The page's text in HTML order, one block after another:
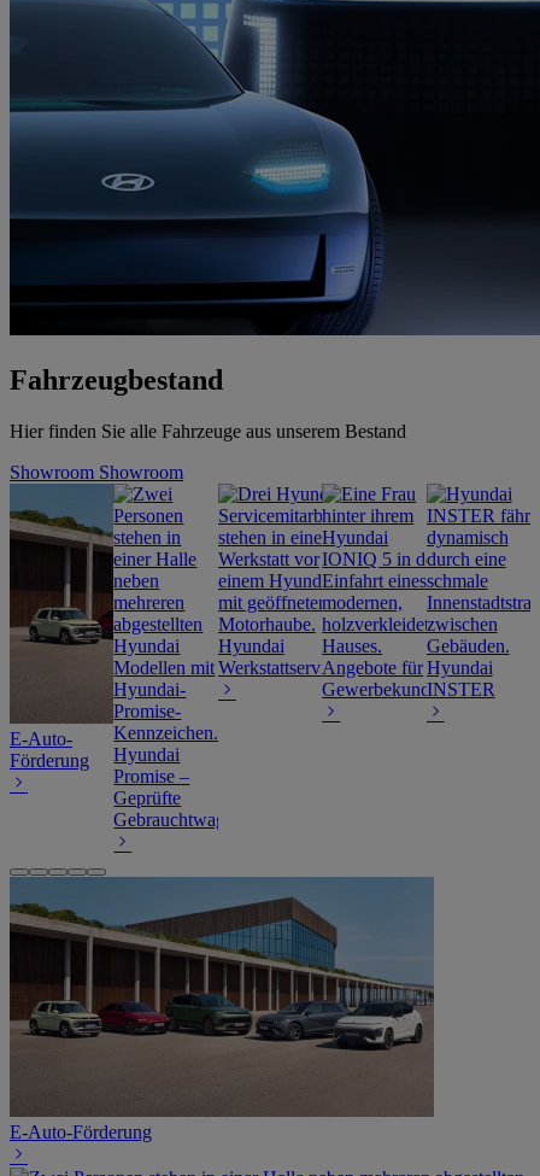
Fahrzeugbestand
Hier finden Sie alle Fahrzeuge aus unserem Bestand
Showroom Showroom
E-Auto-
Förderung
Hyundai
Promise –
Geprüfte
Gebrauchtwagen
Hyundai
WerkstattserviceAngebote für
Gewerbekunden
Hyundai
INSTER
E-Auto-Förderung